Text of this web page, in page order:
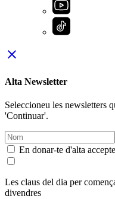
close
Alta Newsletter
Seleccioneu les newsletters
'Continuar'.
En donar-te d'alta
Les claus del dia per
divendres